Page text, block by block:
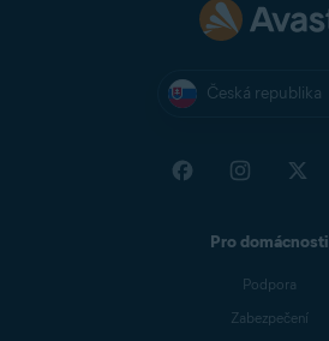
Česká republika
Pro domácnosti
Podpora
Zabezpečení